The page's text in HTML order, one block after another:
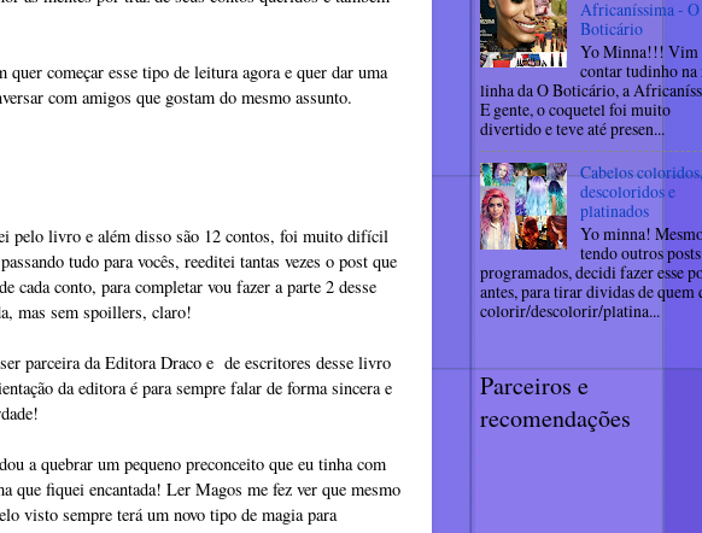
começar esse tipo de leitura agora e quer dar uma
com amigos que gostam do mesmo assunto.
pelo livro e além disso são 12 contos, foi muito difícil
tudo para vocês, reeditei tantas vezes o post que
conto, para completar vou fazer a parte 2 desse
mas sem spoillers, claro!
parceira da Editora Draco e de escritores desse livro
da editora é para sempre falar de forma sincera e
a quebrar um pequeno preconceito que eu tinha com
que fiquei encantada! Ler Magos me fez ver que mesmo
visto sempre terá um novo tipo de magia para
Africaníssima - O
Boticário
Yo Minna!!! Vim
contar tudinho na
linha da O Boticário, a
E gente, o coquetel foi muito
divertido e teve até presen...
Cabelos coloridos,
descoloridos e
platinados
Yo minna!
tendo outros posts
programados, decidi fazer esse
antes, para tirar dividas de quem
colorir/descolorir/platina...
Parceiros e
recomendações